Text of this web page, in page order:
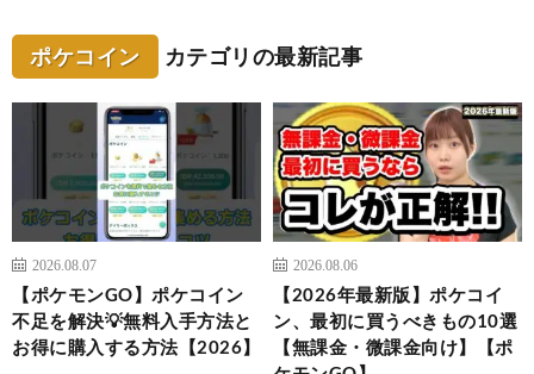
ポケコイン カテゴリの最新記事
2026.08.07
【ポケモンGO】ポケコイン
不足を解決💡無料入手方法と
お得に購入する方法【2026】
2026.08.06
【2026年最新版】ポケコイ
ン、最初に買うべきもの10選
【無課金・微課金向け】【ポ